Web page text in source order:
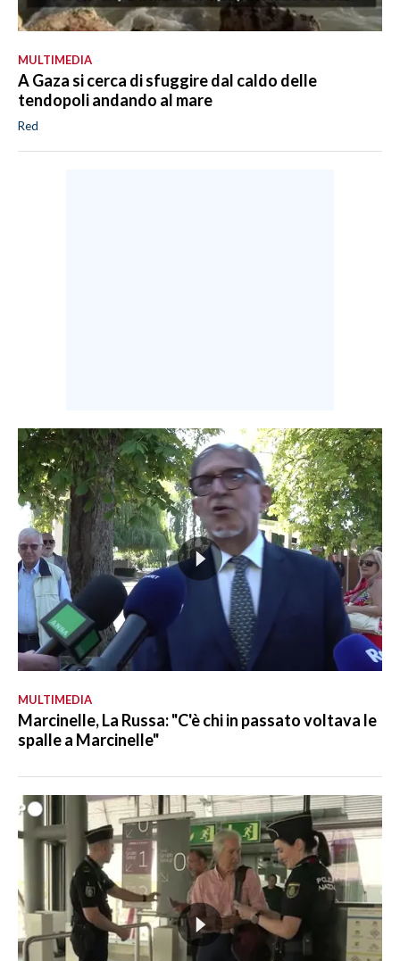
MULTIMEDIA
A Gaza si cerca di sfuggire dal caldo delle
tendopoli andando al mare
Red
MULTIMEDIA
Marcinelle, La Russa: "C'è chi in passato voltava le
spalle a Marcinelle"